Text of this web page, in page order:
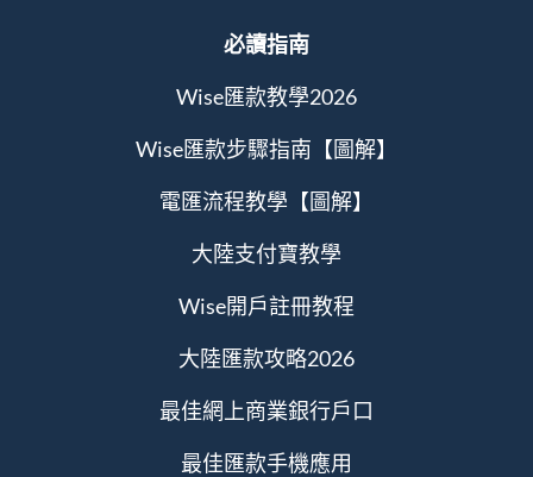
必讀指南
Wise匯款教學2026
Wise匯款步驟指南【圖解】
電匯流程教學【圖解】
大陸支付寶教學
Wise開戶註冊教程
大陸匯款攻略2026
最佳網上商業銀行戶口
最佳匯款手機應用